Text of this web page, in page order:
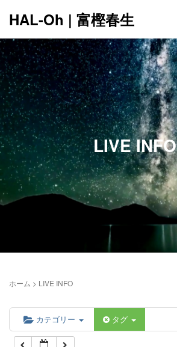
HAL-Oh | 富樫春生
LIVE INFO
ホーム > LIVE INFO
カテゴリー タグ
12:00 AM
1:00 AM
2:00 AM
5:00 AM
6:00 AM